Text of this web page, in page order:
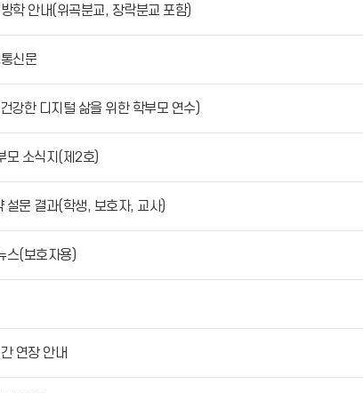
학 안내(위곡분교, 장락분교 포함)
신문
강한 디지털 삶을 위한 학부모 연수)
모 소식지(제2호)
문 결과(학생, 보호자, 교사)
스(보호자용)
연장 안내